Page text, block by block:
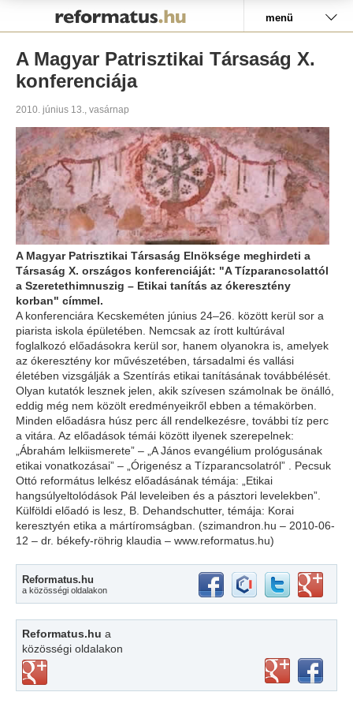
menü
A Magyar Patrisztikai Társaság X.
konferenciája
2010. június 13., vasárnap
A Magyar Patrisztikai Társaság Elnöksége meghirdeti a
Társaság X. országos konferenciáját: "A Tízparancsolattól
a Szeretethimnuszig – Etikai tanítás az ókeresztény
korban" címmel.
A konferenciára Kecskeméten június 24–26. között kerül sor a
piarista iskola épületében. Nemcsak az írott kultúrával
foglalkozó előadásokra kerül sor, hanem olyanokra is, amelyek
az ókeresztény kor művészetében, társadalmi és vallási
életében vizsgálják a Szentírás etikai tanításának továbbélését.
Olyan kutatók lesznek jelen, akik szívesen számolnak be önálló,
eddig még nem közölt eredményeikről ebben a témakörben.
Minden előadásra húsz perc áll rendelkezésre, további tíz perc
a vitára. Az előadások témái között ilyenek szerepelnek:
„Ábrahám lelkiismerete” – „A János evangélium prológusának
etikai vonatkozásai” – „Órigenész a Tízparancsolatról” . Pecsuk
Ottó református lelkész előadásának témája: „Etikai
hangsúlyeltolódások Pál leveleiben és a pásztori levelekben”.
Külföldi előadó is lesz, B. Dehandschutter, témája: Korai
keresztyén etika a mártíromságban. (szimandron.hu – 2010-06-
12 – dr. békefy-röhrig klaudia – www.reformatus.hu)
Reformatus.hu
a közösségi oldalakon
Reformatus.hu a
közösségi oldalakon